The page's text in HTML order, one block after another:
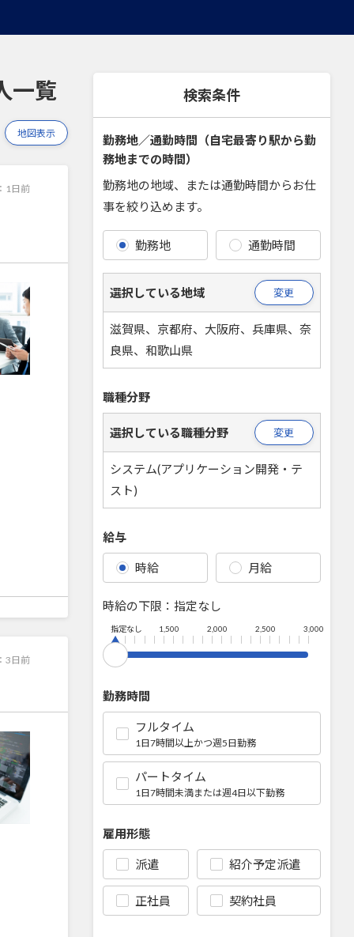
一覧
地図表示
1日前
3日前
検索条件
勤務地／通勤時間（自宅最寄り駅から勤
務地までの時間）
勤務地の地域、または通勤時間からお仕
事を絞り込めます。
勤務地 通勤時間
選択している地域 変更
滋賀県、京都府、大阪府、兵庫県、奈
良県、和歌山県
職種分野
選択している職種分野 変更
システム(アプリケーション開発・テ
スト)
給与
時給 月給
時給の下限： 指定なし
指定なし 1,500 2,000 2,500 3,000
勤務時間
フルタイム
1日7時間以上かつ週5日勤務
パートタイム
1日7時間未満または週4日以下勤務
雇用形態
派遣 紹介予定派遣
正社員 契約社員